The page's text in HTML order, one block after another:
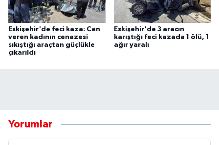
Eskişehir'de feci kaza: Can
veren kadının cenazesi
sıkıştığı araçtan güçlükle
çıkarıldı
Eskişehir'de 3 aracın
karıştığı feci kazada 1 ölü, 1
ağır yaralı
Yorumlar